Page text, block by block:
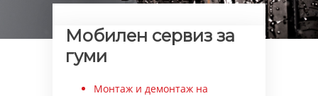
Мобилен сервиз за
гуми
Монтаж и демонтаж на